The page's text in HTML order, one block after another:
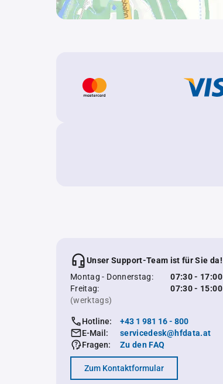
Unser Support-Team ist für Sie da!
Montag - Donnerstag:
07:30 - 17:00
Freitag:
07:30 - 15:00
(werktags)
Hotline:
+43 1 981 16 - 800
E-Mail:
servicedesk@hfdata.at
Fragen:
Zu den FAQ
Zum Kontaktformular